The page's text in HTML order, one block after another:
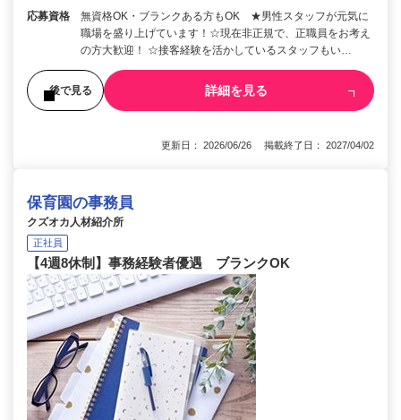
応募資格
無資格OK・ブランクある方もOK ★男性スタッフが元気に
職場を盛り上げています！☆現在非正規で、正職員をお考え
の方大歓迎！ ☆接客経験を活かしているスタッフもい…
後で見る 詳細を見る
更新日： 2026/06/26 掲載終了日： 2027/04/02
保育園の事務員
クズオカ人材紹介所
正社員
【4週8休制】事務経験者優遇 ブランクOK